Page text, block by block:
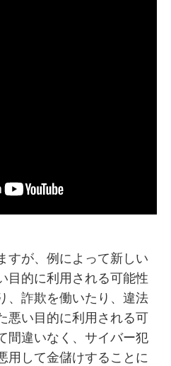
すが、例によって新しい
目的に利用される可能性
、詐欺を働いたり、違法
悪い目的に利用される可
間違いなく、サイバー犯
用して金儲けすることに